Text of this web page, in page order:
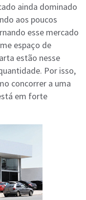
ainda dominado
aos poucos
esse mercado
espaço de
estão nesse
Por isso,
concorrer a uma
em forte